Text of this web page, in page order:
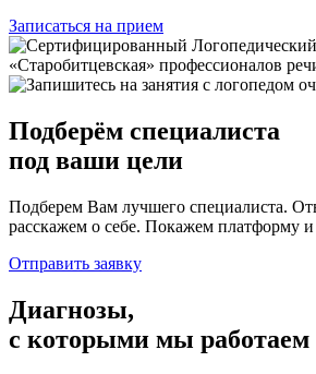
Записаться на прием
Подберём специалиста
под ваши цели
Подберем Вам лучшего специалиста.
расскажем о себе. Покажем платформу
Отправить заявку
Диагнозы,
с которыми мы работаем